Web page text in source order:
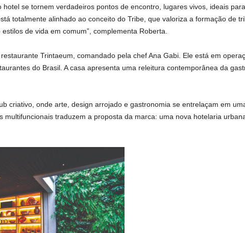
hotel se tornem verdadeiros pontos de encontro, lugares vivos, ideais
totalmente alinhado ao conceito do Tribe, que valoriza a formação de
de vida em comum”, complementa Roberta.
Trintaeum, comandado pela chef Ana Gabi. Ele está em
do Brasil. A casa apresenta uma releitura contemporânea da
criativo, onde arte, design arrojado e gastronomia se entrelaçam em
multifuncionais traduzem a proposta da marca: uma nova hotelaria